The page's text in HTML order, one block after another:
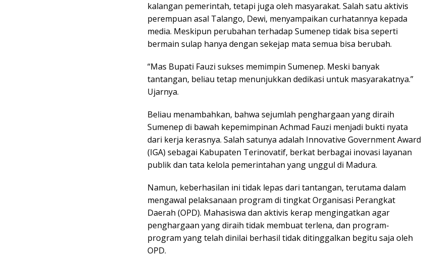
kalangan pemerintah, tetapi juga oleh masyarakat. Salah satu aktivis
perempuan asal Talango, Dewi, menyampaikan curhatannya kepada
media. Meskipun perubahan terhadap Sumenep tidak bisa seperti
bermain sulap hanya dengan sekejap mata semua bisa berubah.
“Mas Bupati Fauzi sukses memimpin Sumenep. Meski banyak
tantangan, beliau tetap menunjukkan dedikasi untuk masyarakatnya.”
Ujarnya.
Beliau menambahkan, bahwa sejumlah penghargaan yang diraih
Sumenep di bawah kepemimpinan Achmad Fauzi menjadi bukti nyata
dari kerja kerasnya. Salah satunya adalah Innovative Government Award
(IGA) sebagai Kabupaten Terinovatif, berkat berbagai inovasi layanan
publik dan tata kelola pemerintahan yang unggul di Madura.
Namun, keberhasilan ini tidak lepas dari tantangan, terutama dalam
mengawal pelaksanaan program di tingkat Organisasi Perangkat
Daerah (OPD). Mahasiswa dan aktivis kerap mengingatkan agar
penghargaan yang diraih tidak membuat terlena, dan program-
program yang telah dinilai berhasil tidak ditinggalkan begitu saja oleh
OPD.